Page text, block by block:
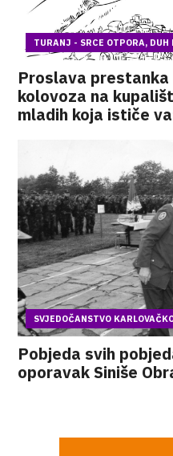
TURANJ - SRCE OTPORA, DUH
Proslava
kolovoza na
mladih koja ističe
SVJEDOČANSTVO
Pobjeda svih
oporavak Siniše